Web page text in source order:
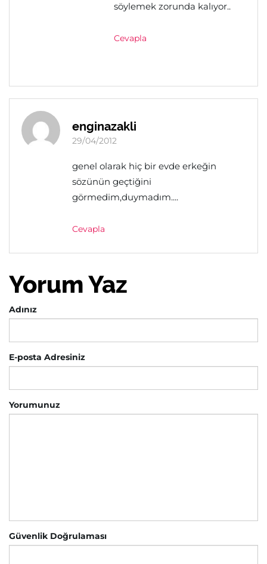
söylemek zorunda kalıyor..
Cevapla
enginazakli
29/04/2012
genel olarak hiç bir evde erkeğin
sözünün geçtiğini
görmedim,duymadım....
Cevapla
Yorum Yaz
Adınız
E-posta Adresiniz
Yorumunuz
Güvenlik Doğrulaması